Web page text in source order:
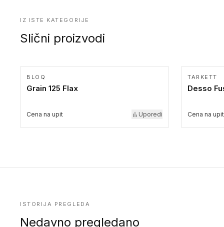
IZ ISTE KATEGORIJE
Slični proizvodi
BLOQ
Grain 125 Flax
Cena na upit Uporedi
TARKETT
Desso
Cena na upit
ISTORIJA PREGLEDA
Nedavno pregledano